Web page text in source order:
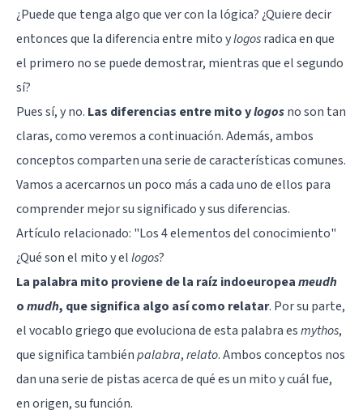
¿Puede que tenga algo que ver con la lógica? ¿Quiere decir
entonces que la diferencia entre mito ylogosradica en que
el primero no se puede demostrar, mientras que el segundo
sí?
Pues sí, y no. Las diferencias entre mito ylogosno son tan
claras, como veremos a continuación. Además, ambos
conceptos comparten una serie de características comunes.
Vamos a acercarnos un poco más a cada uno de ellos para
comprender mejor su significado y sus diferencias.
Artículo relacionado: "Los 4 elementos del conocimiento"
¿Qué son el mito y ellogos?
La palabra mito proviene de la raíz indoeuropeameudh
omudh, que significa algo así como relatar. Por su parte,
el vocablo griego que evoluciona de esta palabra esmythos,
que significa tambiénpalabra,relato. Ambos conceptos nos
dan una serie de pistas acerca de qué es un mito y cuál fue,
en origen, su función.